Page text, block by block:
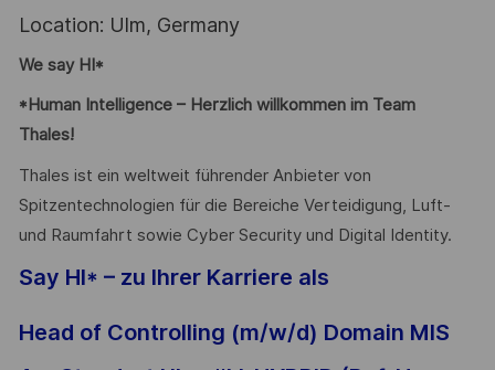
Location: Ulm, Germany
We say HI*
*Human Intelligence – Herzlich willkommen im Team
Thales!
Thales ist ein weltweit führender Anbieter von
Spitzentechnologien für die Bereiche Verteidigung, Luft-
und Raumfahrt sowie Cyber Security und Digital Identity.
Say HI* – zu Ihrer Karriere als
Head of Controlling (m/w/d) Domain MIS